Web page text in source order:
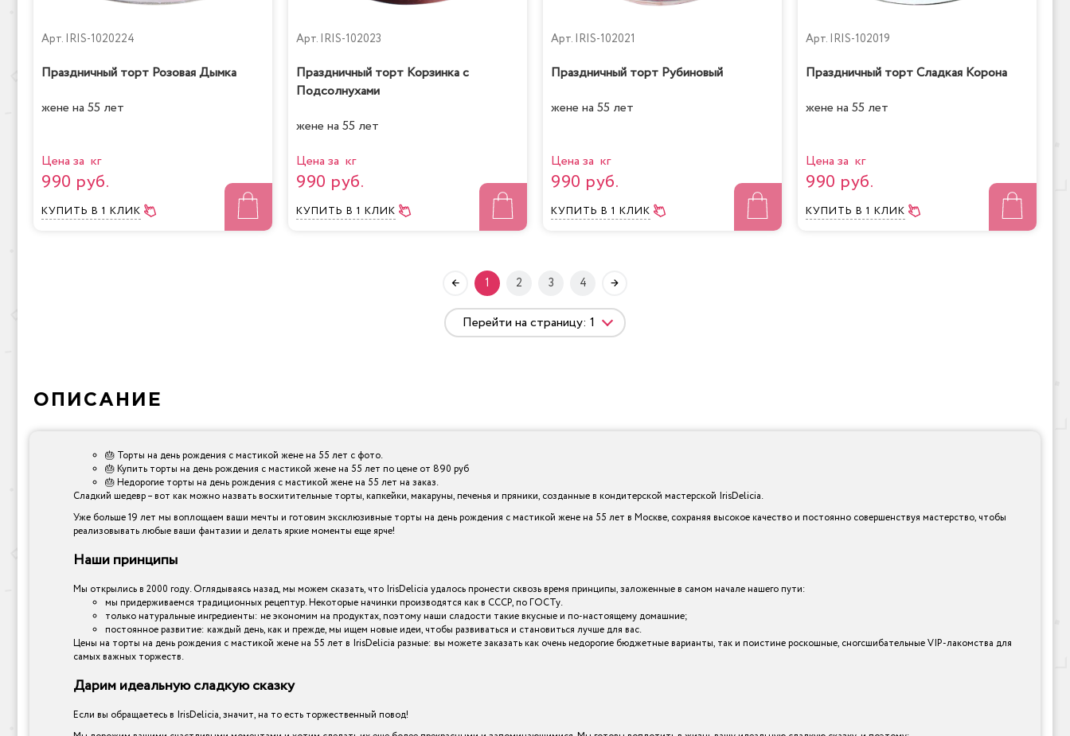
Арт. IRIS-1020224
Праздничный торт Розовая Дымка
жене на 55 лет
Цена за кг
990 руб.
КУПИТЬ В 1 КЛИК
Арт. IRIS-102023
Праздничный торт Корзинка с
Подсолнухами
жене на 55 лет
Цена за кг
990 руб.
КУПИТЬ В 1 КЛИК
Арт. IRIS-102021
Праздничный торт Рубиновый
жене на 55 лет
Цена за кг
990 руб.
КУПИТЬ В 1 КЛИК
Арт. IRIS-102019
Праздничный торт Сладкая Корона
жене на 55 лет
Цена за кг
990 руб.
КУПИТЬ В 1 КЛИК
1 2 3 4
ОПИСАНИЕ
🎂 Торты на день рождения с мастикой жене на 55 лет с фото.
🎂 Купить торты на день рождения с мастикой жене на 55 лет по цене от 890 руб
🎂 Недорогие торты на день рождения с мастикой жене на 55 лет на заказ.
Сладкий шедевр – вот как можно назвать восхитительные торты, капкейки, макаруны, печенья и пряники, созданные в кондитерской мастерской IrisDelicia.
Уже больше 19 лет мы воплощаем ваши мечты и готовим эксклюзивные торты на день рождения с мастикой жене на 55 лет в Москве, сохраняя высокое качество и постоянно совершенствуя мастерство, чтобы
реализовывать любые ваши фантазии и делать яркие моменты еще ярче!
Наши принципы
Мы открылись в 2000 году. Оглядываясь назад, мы можем сказать, что IrisDelicia удалось пронести сквозь время принципы, заложенные в самом начале нашего пути:
мы придерживаемся традиционных рецептур. Некоторые начинки производятся как в СССР, по ГОСТу.
только натуральные ингредиенты: не экономим на продуктах, поэтому наши сладости такие вкусные и по-настоящему домашние;
постоянное развитие: каждый день, как и прежде, мы ищем новые идеи, чтобы развиваться и становиться лучше для вас.
Цены на торты на день рождения с мастикой жене на 55 лет в IrisDelicia разные: вы можете заказать как очень недорогие бюджетные варианты, так и поистине роскошные, сногсшибательные VIP-лакомства для
самых важных торжеств.
Дарим идеальную сладкую сказку
Если вы обращаетесь в IrisDelicia, значит, на то есть торжественный повод!